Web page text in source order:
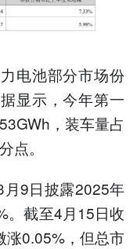
电池部分市场份
显示，今年第一
，装车量占
点。
9日披露2025年
。截至4月15日收
涨0.05%，但总市